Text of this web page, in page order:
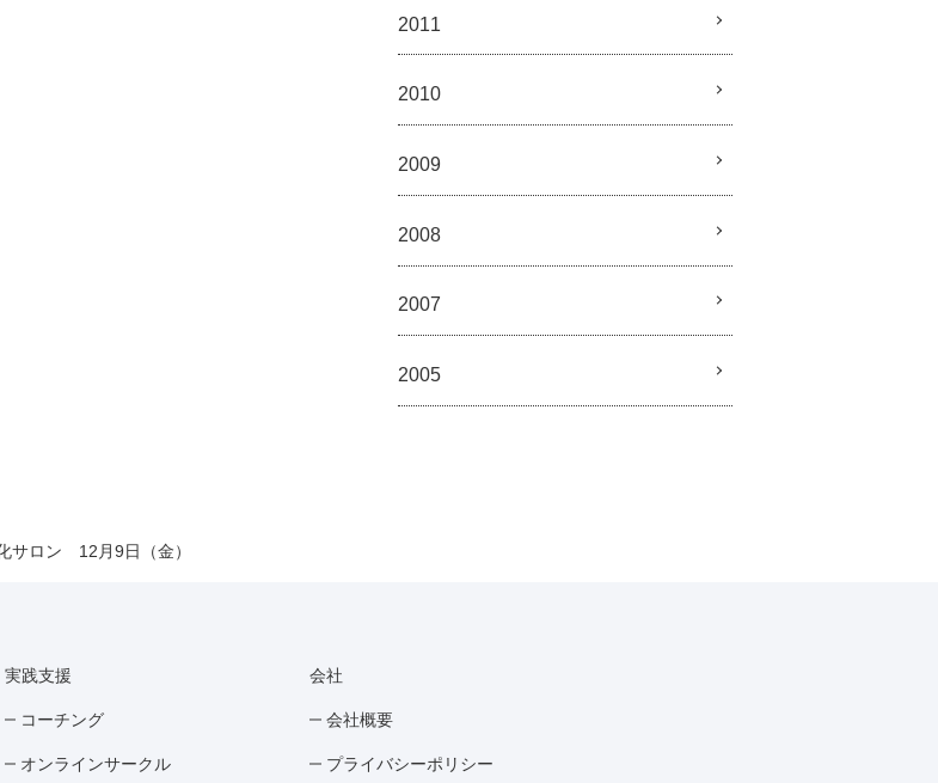
2011
2010
2009
2008
2007
2005
サロン 12月9日（金）
実践支援
コーチング
オンラインサークル
会社
会社概要
プライバシーポリシー